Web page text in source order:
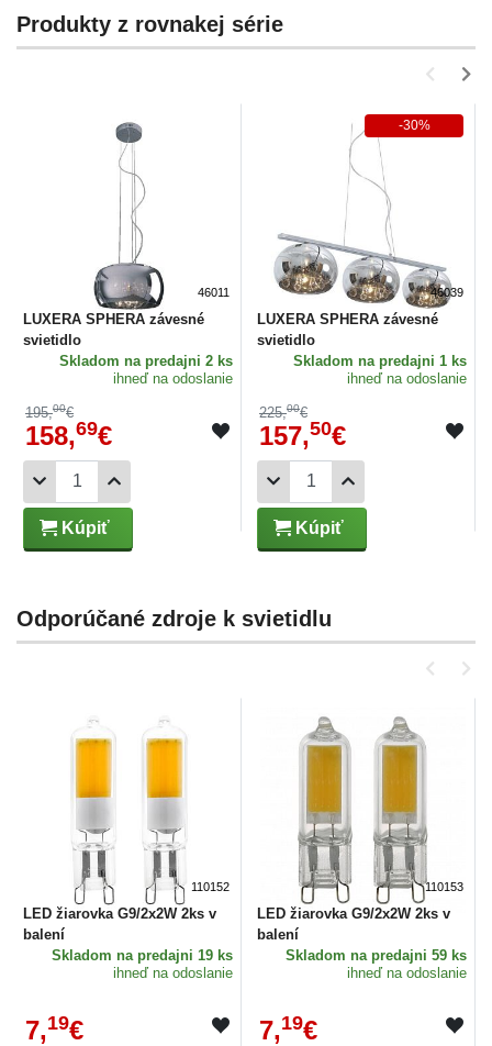
Produkty z rovnakej série
46011
LUXERA SPHERA závesné
svietidlo
Skladom na predajni 2 ks
ihneď na odoslanie
195,00€
158,69€
Kúpiť
46039
LUXERA SPHERA závesné
svietidlo
Skladom na predajni 1 ks
ihneď na odoslanie
225,00€
157,50€
Kúpiť
-30%
Odporúčané zdroje k svietidlu
110152
LED žiarovka G9/2x2W 2ks v
balení
Skladom na predajni 19 ks
ihneď na odoslanie
7,19€
110153
LED žiarovka G9/2x2W 2ks v
balení
Skladom na predajni 59 ks
ihneď na odoslanie
7,19€